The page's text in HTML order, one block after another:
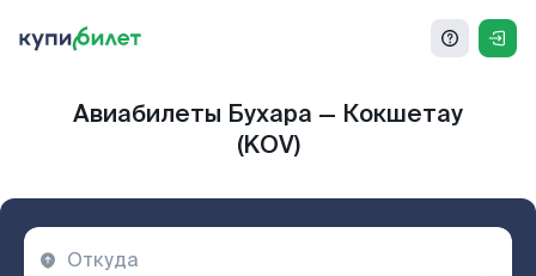
Авиабилеты Бухара — Кокшетау
(KOV)